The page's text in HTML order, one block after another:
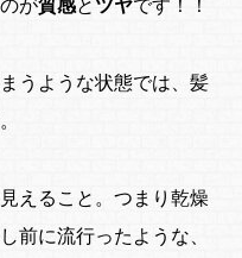
うような状態では、髪
えること。つまり乾燥
前に流行ったような、